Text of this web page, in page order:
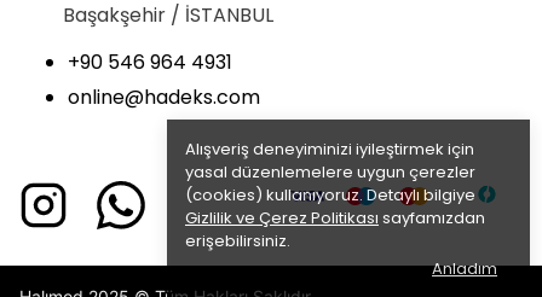
Alışveriş deneyiminizi iyileştirmek için
yasal düzenlemelere uygun çerezler
(cookies) kullanıyoruz. Detaylı bilgiye
Gizlilik ve Çerez Politikası sayfamızdan
erişebilirsiniz.
Anladım
Başakşehir / İSTANBUL
+90 546 964 4931
online@hadeks.com